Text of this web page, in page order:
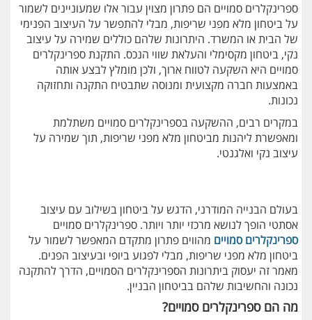
ספרינקלרים סמויים הם פתרון מצוין עבור אלו שמעוניינים לשמור
על ביטחון מלא מפני שריפות, מבלי להתפשר על העיצוב הפנימי
של הבית או המשרד. היתרונות שלהם כוללים שמירה על עיצוב
נקי, ביטחון מקסימלי והעלאת שווי הנכס. התקנת ספרינקלרים
סמויים היא השקעה לטווח ארוך, ולכן מומלץ לבצע אותה
באמצעות חברה מקצועית ומנוסה שתבטיח התקנה ותחזוקה
נכונות.
במקרים רבים, ההשקעה בספרינקלרים סמויים משתלמת
ומאפשרת ליהנות מביטחון מלא מפני שריפות, תוך שמירה על
עיצוב נקי ואלגנטי.
בעולם הבנייה המודרני, הדגש על ביטחון בשילוב עם עיצוב
אסתטי הופך לנושא מרכזי יותר ויותר. ספרינקלרים סמויים
ספרינקלרים סמויים מהווים פתרון מתקדם המאפשר לשמור על
ביטחון מלא מפני שריפות, מבלי לפגוע ביופי ובעיצוב הפנים.
מאמר זה יעסוק ביתרונות הספרינקלרים הסמויים, הדרך להתקנה
נכונה והחשיבות שלהם בביטחון הבניין.
מה הם ספרינקלרים סמויים?